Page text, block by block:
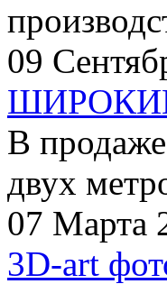
09
В
двух
07 Марта
3D-art